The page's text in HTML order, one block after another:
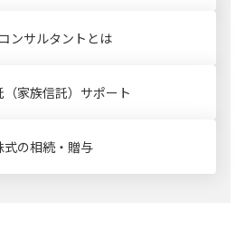
ンサルタントとは
家族信託） サポート
式の相続・贈与